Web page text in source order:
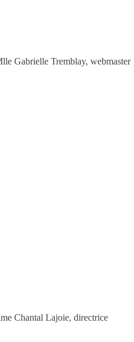
Gabrielle Tremblay, webmaster
Chantal Lajoie, directrice